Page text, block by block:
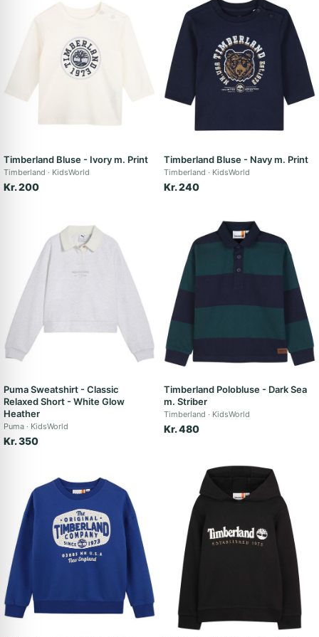
Timberland Bluse - Ivory m. Print
Timberland KidsWorld
Kr. 200
Timberland Bluse - Navy m. Print
Timberland KidsWorld
Kr. 240
Puma Sweatshirt - Classic
Relaxed Short - White Glow
Heather
Puma KidsWorld
Kr. 350
Timberland Polobluse - Dark Sea
m. Striber
Timberland KidsWorld
Kr. 480